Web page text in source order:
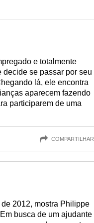
e totalmente
se passar por seu
lá, ele encontra
aparecem fazendo
participarem de uma
COMPARTILHAR
2012, mostra Philippe
busca de um ajudante